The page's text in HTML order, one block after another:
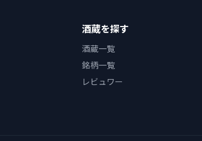
酒蔵を探す
酒蔵一覧
銘柄一覧
レビュワー